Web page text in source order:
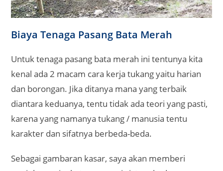
Biaya Tenaga Pasang Bata Merah
Untuk tenaga pasang bata merah ini tentunya kita
kenal ada 2 macam cara kerja tukang yaitu harian
dan borongan. Jika ditanya mana yang terbaik
diantara keduanya, tentu tidak ada teori yang pasti,
karena yang namanya tukang / manusia tentu
karakter dan sifatnya berbeda-beda.
Sebagai gambaran kasar, saya akan memberi